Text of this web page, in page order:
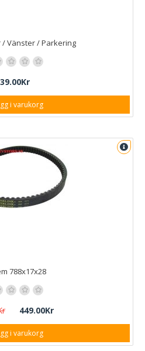
Vänster / Parkering
i varukorg
788x17x28
449.00Kr
i varukorg